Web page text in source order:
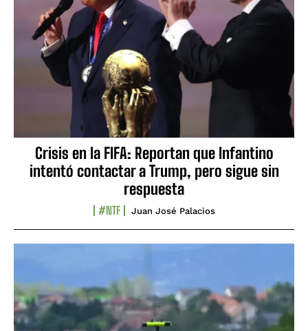
Crisis en la FIFA: Reportan que Infantino
intentó contactar a Trump, pero sigue sin
respuesta
#NTF Juan José Palacios